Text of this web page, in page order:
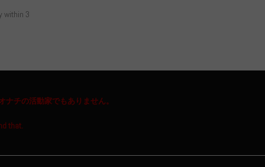
within 3
チの活動家でもありません。
that.